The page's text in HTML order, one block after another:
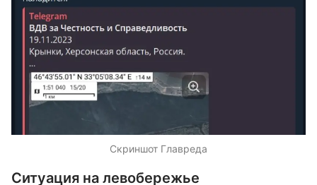
Скриншот Главреда
Ситуация на левобережье